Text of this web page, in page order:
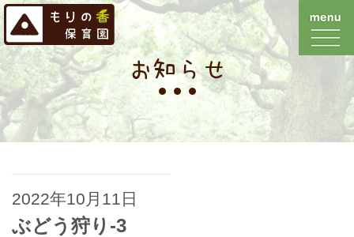
お知らせ
2022年10月11日
ぶどう狩り-3